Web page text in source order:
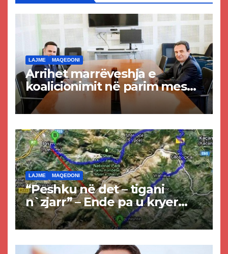
LAJME MAQEDONI
Arrihet marrëveshja e
koalicionimit në parim mes
Kurtit dhe Abdixhikut
LAJME MAQEDONI
“Peshku në det – tigani
n`zjarr” – Ende pa u kryer
projekti i tunelit, komuna e
Tetovës nis punimet për